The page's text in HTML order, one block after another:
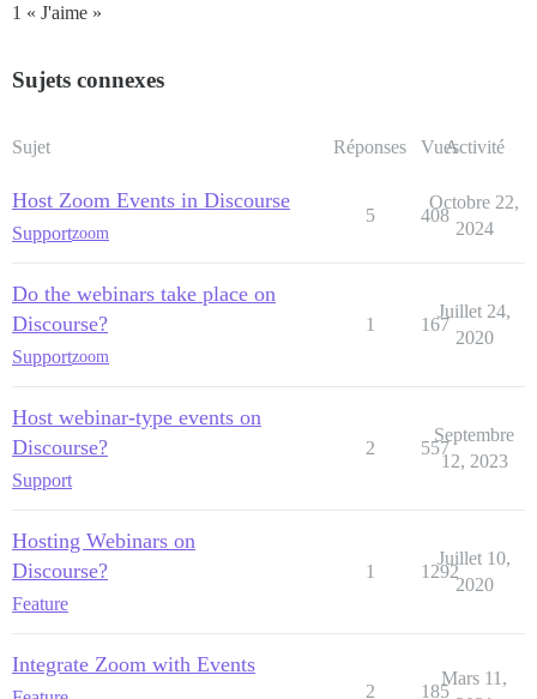
1 « J'aime »
Sujets connexes
Sujet Réponses VuesActivité
Host Zoom Events in Discourse
Supportzoom
5 408
Octobre 22,
2024
Do the webinars take place on
Discourse?
Supportzoom
1 167
Juillet 24,
2020
Host webinar-type events on
Discourse?
Support
2 557
Septembre
12, 2023
Hosting Webinars on
Discourse?
Feature
1 1292
Juillet 10,
2020
Integrate Zoom with Events
2 185
Mars 11,